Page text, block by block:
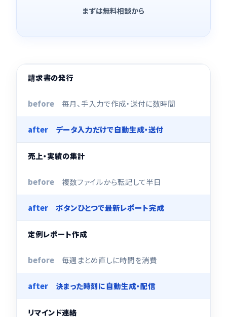
まずは無料相談から
請求書の発行
毎月、手入力で作成・送付に数時間
データ入力だけで自動生成・送付
売上・実績の集計
複数ファイルから転記して半日
ボタンひとつで最新レポート完成
定例レポート作成
毎週まとめ直しに時間を消費
決まった時刻に自動生成・配信
リマインド連絡